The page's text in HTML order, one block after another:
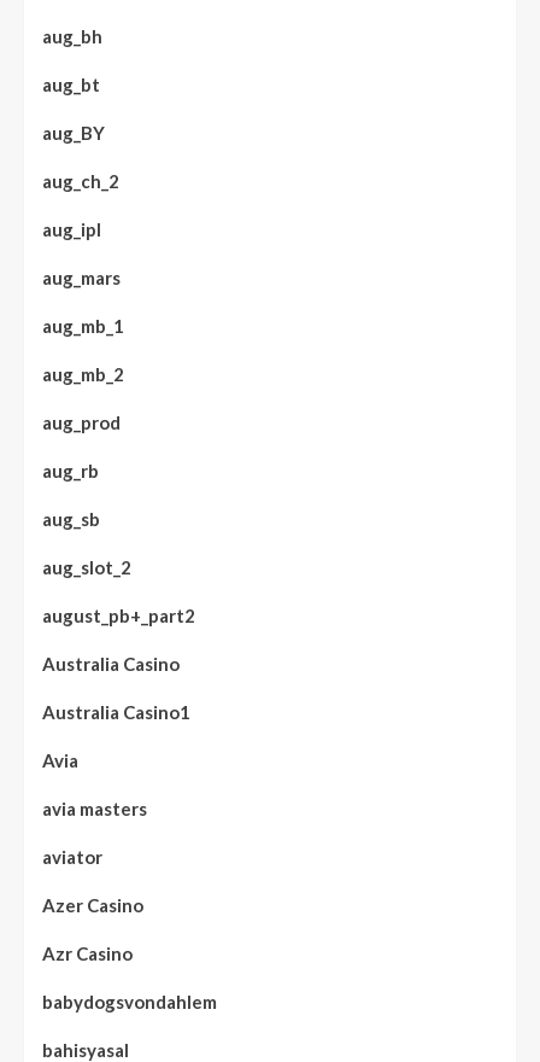
aug_bh
aug_bt
aug_BY
aug_ch_2
aug_ipl
aug_mars
aug_mb_1
aug_mb_2
aug_prod
aug_rb
aug_sb
aug_slot_2
august_pb+_part2
Australia Casino
Australia Casino1
Avia
avia masters
aviator
Azer Casino
Azr Casino
babydogsvondahlem
bahisyasal